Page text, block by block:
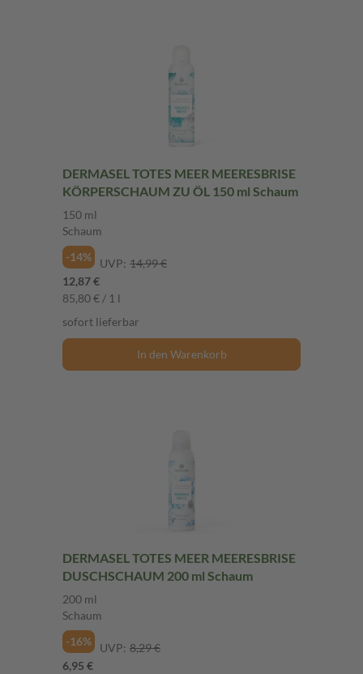
DERMASEL TOTES MEER MEERESBRISE
KÖRPERSCHAUM ZU ÖL 150 ml Schaum
150 ml
Schaum
-14%
UVP: 14,99 €
12,87 €
85,80 € / 1 l
sofort lieferbar
In den Warenkorb
DERMASEL TOTES MEER MEERESBRISE
DUSCHSCHAUM 200 ml Schaum
200 ml
Schaum
-16%
UVP: 8,29 €
6,95 €